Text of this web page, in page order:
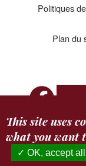
Politiques
Plan du
Facebook
© 2026
This site uses
what you want
OK, accept all